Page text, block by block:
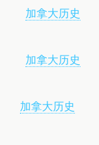
加拿大历史
加拿大历史
加拿大历史